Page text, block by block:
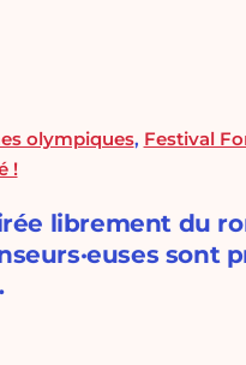
olympiques, Festival
!
librement du
sont